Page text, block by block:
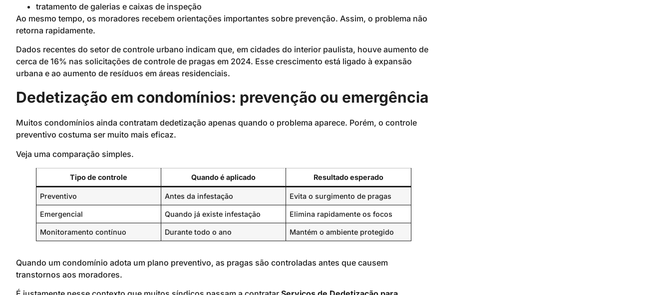
tratamento de galerias e caixas de inspeção
Ao mesmo tempo, os moradores recebem orientações importantes sobre prevenção. Assim, o problema não
retorna rapidamente.
Dados recentes do setor de controle urbano indicam que, em cidades do interior paulista, houve aumento de
cerca de 16% nas solicitações de controle de pragas em 2024. Esse crescimento está ligado à expansão
urbana e ao aumento de resíduos em áreas residenciais.
Dedetização em condomínios: prevenção ou emergência
Muitos condomínios ainda contratam dedetização apenas quando o problema aparece. Porém, o controle
preventivo costuma ser muito mais eficaz.
Veja uma comparação simples.
Tipo de controle Quando é aplicado Resultado esperado
Preventivo Antes da infestação Evita o surgimento de pragas
Emergencial Quando já existe infestação Elimina rapidamente os focos
Monitoramento contínuo Durante todo o ano Mantém o ambiente protegido
Quando um condomínio adota um plano preventivo, as pragas são controladas antes que causem
transtornos aos moradores.